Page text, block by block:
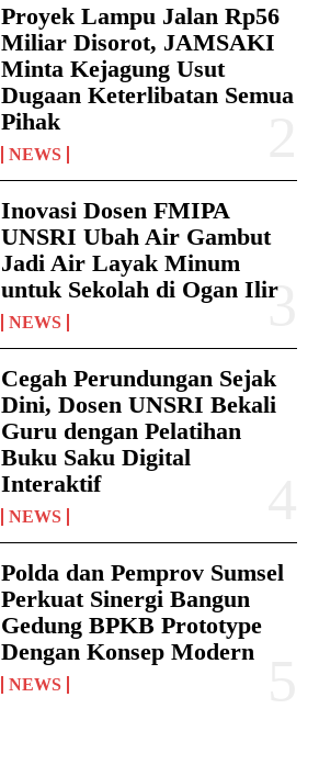
Proyek Lampu Jalan Rp56
Miliar Disorot, JAMSAKI
Minta Kejagung Usut
Dugaan Keterlibatan Semua
Pihak
NEWS
Inovasi Dosen FMIPA
UNSRI Ubah Air Gambut
Jadi Air Layak Minum
untuk Sekolah di Ogan Ilir
NEWS
Cegah Perundungan Sejak
Dini, Dosen UNSRI Bekali
Guru dengan Pelatihan
Buku Saku Digital
Interaktif
NEWS
Polda dan Pemprov Sumsel
Perkuat Sinergi Bangun
Gedung BPKB Prototype
Dengan Konsep Modern
NEWS